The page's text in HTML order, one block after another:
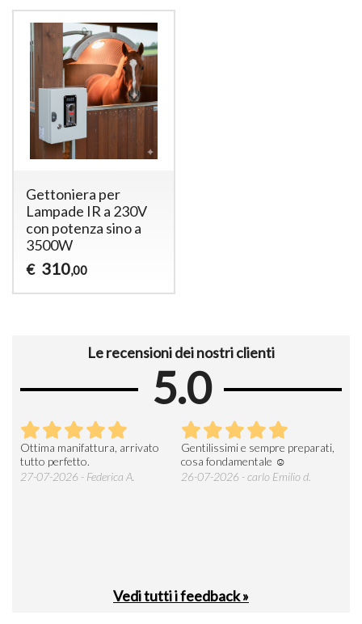
Gettoniera per
Lampade IR a 230V
con potenza sino a
3500W
€ 310,00
Le recensioni dei nostri clienti
5.0
Ottima manifattura, arrivato
tutto perfetto.
27-07-2026 - Federica A.
Gentilissimi e sempre preparati,
cosa fondamentale ☺️
26-07-2026 - carlo Emilio d.
Vedi tutti i feedback »